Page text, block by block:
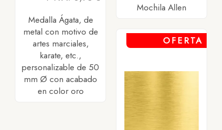
Medalla Ágata, de
metal con motivo de
artes marciales,
karate, etc.,
personalizable de 50
mm Ø con acabado
en color oro
Mochila Allen
OFERTA